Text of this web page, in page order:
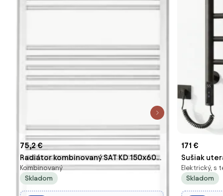
75,2 €
Radiátor kombinovaný SAT KD 150x60
cm biela SATRAKD6001500
Kombinovaný
Skladom
171 €
Sušiak
54,5x41,1
Elektrický, s
Skladom